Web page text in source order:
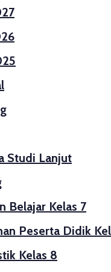
Studi Lanjut
Belajar Kelas 7
Peserta Didik
Kelas 8